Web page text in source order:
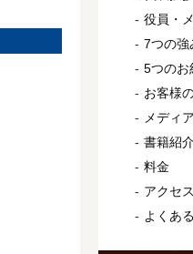
役員・
7つの強
5つのお
お客様
メディ
書籍紹
料金
アクセス
よくあ